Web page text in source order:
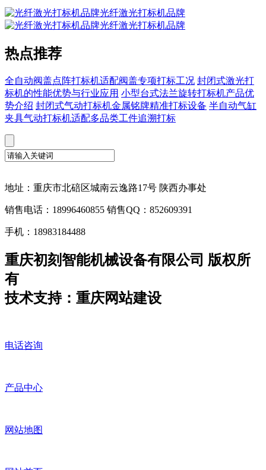
光纤激光打标机品牌
光纤激光打标机品牌
热点推荐
全自动阀盖点阵打标机适配阀盖专项打标工况 封闭式激光打
标机的性能优势与行业应用 小型台式法兰旋转打标机产品优
势介绍 封闭式气动打标机金属铭牌精准打标设备 半自动气缸
夹具气动打标机适配多品类工件追溯打标
地址：重庆市北碚区城南云逸路17号 陕西办事处
销售电话：18996460855 销售QQ：852609391
手机：18983184488
重庆初刻智能机械设备有限公司 版权所
有
技术支持：重庆网站建设
电话咨询
产品中心
网站地图